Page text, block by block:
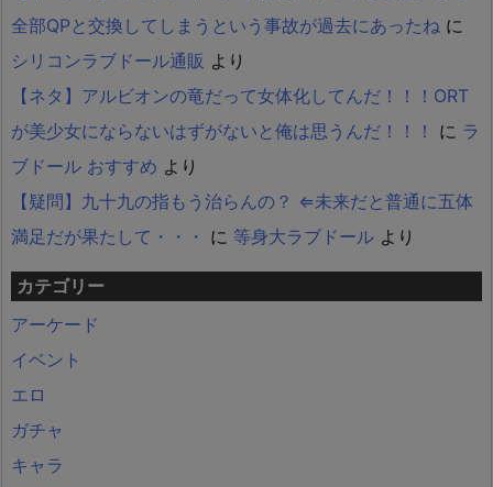
全部QPと交換してしまうという事故が過去にあったね に
シリコンラブドール通販 より
【ネタ】アルビオンの竜だって女体化してんだ！！！ORT
が美少女にならないはずがないと俺は思うんだ！！！
に ラ
ブドール おすすめ より
【疑問】九十九の指もう治らんの？ ⇐未来だと普通に五体
満足だが果たして・・・ に 等身大ラブドール より
カテゴリー
アーケード
イベント
エロ
ガチャ
キャラ